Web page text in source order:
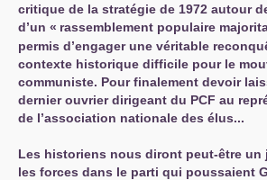
critique de la stratégie de 1972 autour
d’un « rassemblement populaire
permis d’engager une véritable
contexte historique difficile pour le
communiste. Pour finalement devoir
dernier ouvrier dirigeant du PCF au
de l’association nationale des élus...
Les historiens nous diront peut-être un
les forces dans le parti qui poussaient